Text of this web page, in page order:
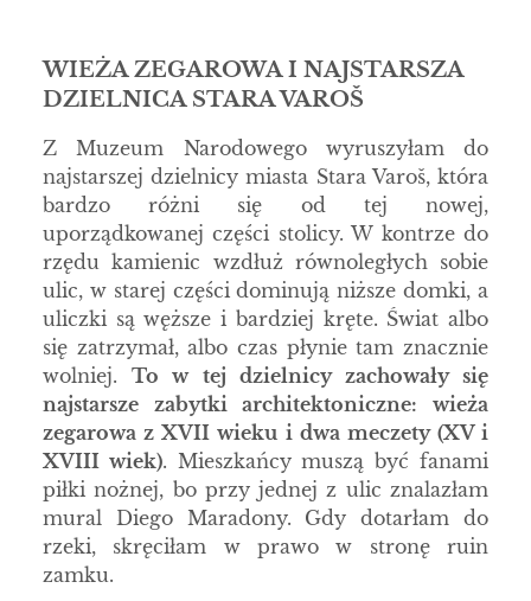
WIEŻA ZEGAROWA I NAJSTARSZA
DZIELNICA STARA VAROŠ
Z Muzeum Narodowego wyruszyłam do
najstarszej dzielnicy miasta Stara Varoš, która
bardzo różni się od tej nowej,
uporządkowanej części stolicy. W kontrze do
rzędu kamienic wzdłuż równoległych sobie
ulic, w starej części dominują niższe domki, a
uliczki są węższe i bardziej kręte. Świat albo
się zatrzymał, albo czas płynie tam znacznie
wolniej.To w tej dzielnicy zachowały się
najstarsze zabytki architektoniczne: wieża
zegarowa z XVII wieku i dwa meczety (XV i
XVIII wiek). Mieszkańcy muszą być fanami
piłki nożnej, bo przy jednej z ulic znalazłam
mural Diego Maradony. Gdy dotarłam do
rzeki, skręciłam w prawo w stronę ruin
zamku.